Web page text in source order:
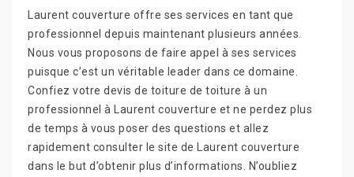
Laurent couverture offre ses services en tant que
professionnel depuis maintenant plusieurs années.
Nous vous proposons de faire appel à ses services
puisque c’est un véritable leader dans ce domaine.
Confiez votre devis de toiture de toiture à un
professionnel à Laurent couverture et ne perdez plus
de temps à vous poser des questions et allez
rapidement consulter le site de Laurent couverture
dans le but d’obtenir plus d’informations. N’oubliez